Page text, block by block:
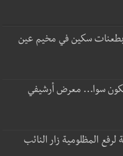
سكين في مخيم عين
سوا… معرض أرشيفي
لرفع المظلومية زار النائب